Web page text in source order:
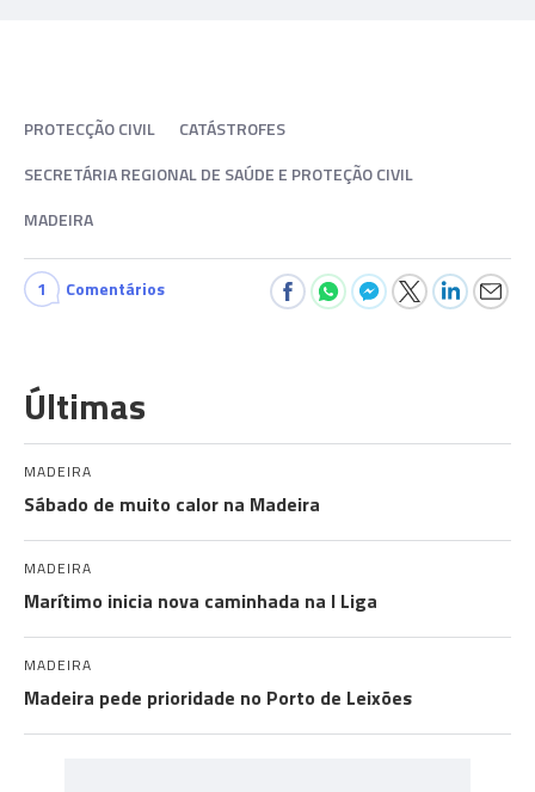
PROTECÇÃO CIVIL
CATÁSTROFES
SECRETÁRIA REGIONAL DE SAÚDE E PROTEÇÃO CIVIL
MADEIRA
1 Comentários
Últimas
MADEIRA
Sábado de muito calor na Madeira
MADEIRA
Marítimo inicia nova caminhada na I Liga
MADEIRA
Madeira pede prioridade no Porto de Leixões